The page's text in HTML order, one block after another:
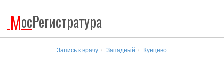
МосРегистратура
Запись к врачу Западный Кунцево